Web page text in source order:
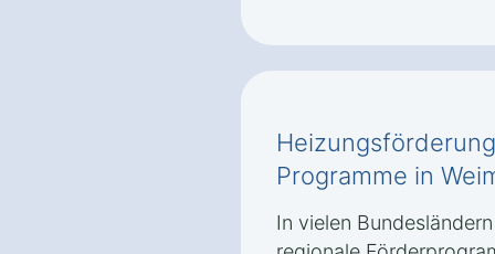
Programme in
In vielen